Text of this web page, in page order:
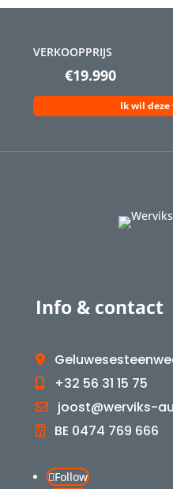
VERKOOPPRIJS
€19.990
Ik wil deze
Info & contact
+32 56 31 15 75
joost@werviks-
BE 0474 769 666
Follow